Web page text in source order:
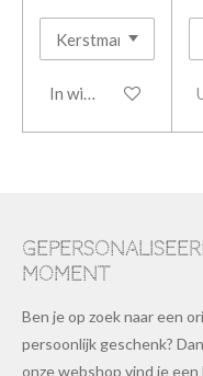
In winkelwagen
moment
Ben je op zoek naar een
persoonlijk geschenk?
onze webshop vind je